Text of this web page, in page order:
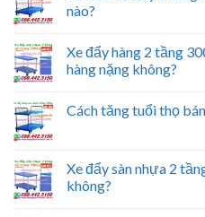
nào?
Xe đẩy hàng 2 tầng
hàng nặng không?
Cách tăng tuổi thọ
Xe đẩy sàn nhựa 2
không?